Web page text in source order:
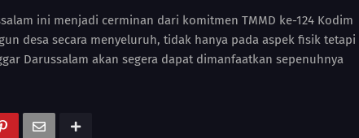
ini menjadi cerminan dari komitmen TMMD ke-124 Kodim
desa secara menyeluruh, tidak hanya pada aspek fisik tetapi
Darussalam akan segera dapat dimanfaatkan sepenuhnya